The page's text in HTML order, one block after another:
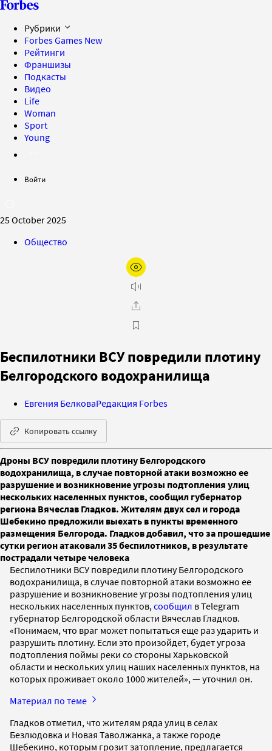
Рубрики
Forbes Games New
Рейтинги
Франшизы
Подкасты
Видео
Life
Woman
Sport
Young
Войти
25 October 2025
Общество
Беспилотники ВСУ повредили плотину
Белгородского водохранилища
Евгения БелковаРедакция Forbes
Копировать ссылку
Дроны ВСУ повредили плотину Белгородского
водохранилища, в случае повторной атаки возможно ее
разрушение и возникновение угрозы подтопления улиц
нескольких населенных пунктов, сообщил губернатор
региона Вячеслав Гладков. Жителям двух сел и города
Шебекино предложили выехать в пункты временного
размещения Белгорода. Гладков добавил, что за прошедшие
сутки регион атаковали 35 беспилотников, в результате
пострадали четыре человека
Беспилотники ВСУ повредили плотину Белгородского
водохранилища, в случае повторной атаки возможно ее
разрушение и возникновение угрозы подтопления улиц
нескольких населенных пунктов, сообщил в Telegram
губернатор Белгородской области Вячеслав Гладков.
«Понимаем, что враг может попытаться еще раз ударить и
разрушить плотину. Если это произойдет, будет угроза
подтопления поймы реки со стороны Харьковской
области и нескольких улиц наших населенных пунктов, на
которых проживает около 1000 жителей», — уточнил он.
Материал по теме
Гладков отметил, что жителям ряда улиц в селах
Безлюдовка и Новая Таволжанка, а также городе
Шебекино, которым грозит затопление, предлагается